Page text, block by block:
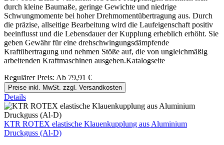
durch kleine Baumaße, geringe Gewichte und niedrige
Schwungmomente bei hoher Drehmomentübertragung aus. Durch
die präzise, allseitige Bearbeitung wird die Laufeigenschaft positiv
beeinflusst und die Lebensdauer der Kupplung erheblich erhöht. Sie
geben Gewähr für eine drehschwingungsdämpfende
Kraftübertragung und nehmen Stöße auf, die von ungleichmäßig
arbeitenden Kraftmaschinen ausgehen.Katalogseite
Regulärer Preis: Ab 79,91 €
Preise inkl. MwSt. zzgl. Versandkosten
Details
KTR ROTEX elastische Klauenkupplung aus Aluminium
Druckguss (Al-D)